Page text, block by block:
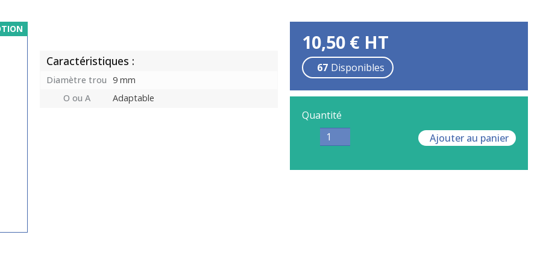
Caractéristiques :
Diamètre trou 9 mm
O ou A
Adaptable
10,50 € HT
67 Disponibles
Quantité
Ajouter au panier